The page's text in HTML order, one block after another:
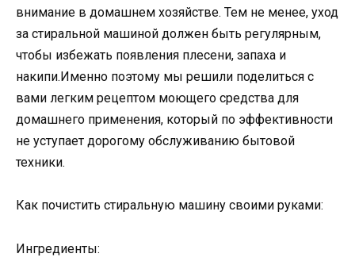
внимание в домашнем хозяйстве. Тем не менее, уход
за стиральной машиной должен быть регулярным,
чтобы избежать появления плесени, запаха и
накипи.Именно поэтому мы решили поделиться с
вами легким рецептом моющего средства для
домашнего применения, который по эффективности
не уступает дорогому обслуживанию бытовой
техники.
Как почистить стиральную машину своими руками:
Ингредиенты: